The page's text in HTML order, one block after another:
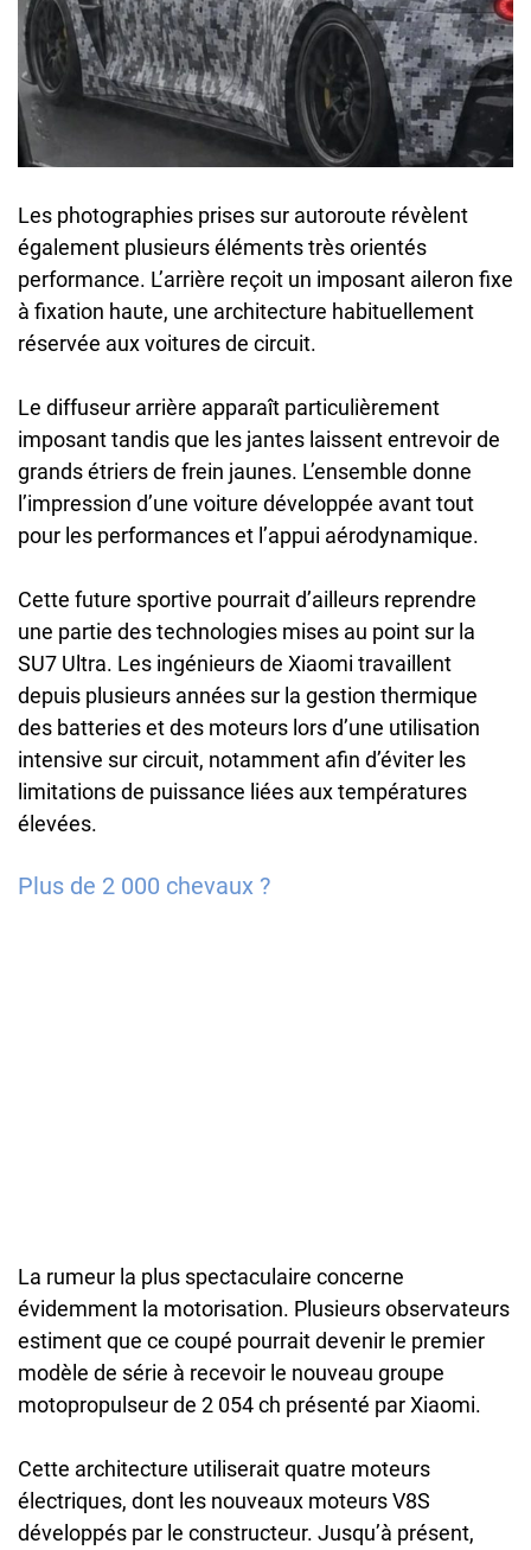
Les photographies prises sur autoroute révèlent
également plusieurs éléments très orientés
performance. L’arrière reçoit un imposant aileron fixe
à fixation haute, une architecture habituellement
réservée aux voitures de circuit.
Le diffuseur arrière apparaît particulièrement
imposant tandis que les jantes laissent entrevoir de
grands étriers de frein jaunes. L’ensemble donne
l’impression d’une voiture développée avant tout
pour les performances et l’appui aérodynamique.
Cette future sportive pourrait d’ailleurs reprendre
une partie des technologies mises au point sur la
SU7 Ultra. Les ingénieurs de Xiaomi travaillent
depuis plusieurs années sur la gestion thermique
des batteries et des moteurs lors d’une utilisation
intensive sur circuit, notamment afin d’éviter les
limitations de puissance liées aux températures
élevées.
Plus de 2 000 chevaux ?
La rumeur la plus spectaculaire concerne
évidemment la motorisation. Plusieurs observateurs
estiment que ce coupé pourrait devenir le premier
modèle de série à recevoir le nouveau groupe
motopropulseur de 2 054 ch présenté par Xiaomi.
Cette architecture utiliserait quatre moteurs
électriques, dont les nouveaux moteurs V8S
développés par le constructeur. Jusqu’à présent,